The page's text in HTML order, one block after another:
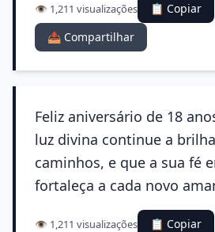
👁️ 1,211 visualizações
📋 Copiar
📤 Compartilhar
Feliz aniversário de 18
luz divina continue a
caminhos, e que a sua fé
fortaleça a cada novo
👁️ 1,211 visualizações
📋 Copiar